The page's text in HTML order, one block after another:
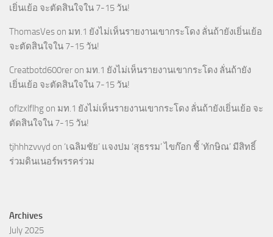
เยิ่นเย้อ จะตัดสินใจใน 7-15 วัน!
ThomasVes on มท.1 ยังไม่เห็นรายงานเขากระโดง ลั่นถ้ายังเยิ่นเย้อ
จะตัดสินใจใน 7-15 วัน!
Creatbotd600rer on มท.1 ยังไม่เห็นรายงานเขากระโดง ลั่นถ้ายัง
เยิ่นเย้อ จะตัดสินใจใน 7-15 วัน!
oflzxlflhg on มท.1 ยังไม่เห็นรายงานเขากระโดง ลั่นถ้ายังเยิ่นเย้อ จะ
ตัดสินใจใน 7-15 วัน!
tjhhhzvvyd on ‘เฉลิมชัย’ แจงปม ‘สุธรรม’ ไขก๊อก ชี้ ‘ทักษิณ’ มีสิทธิ์
ร่วมดินเนอร์พรรคร่วม
Archives
July 2025